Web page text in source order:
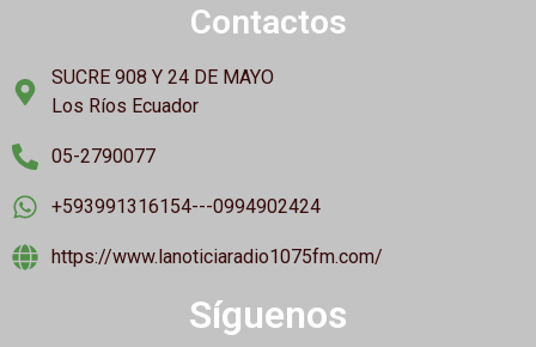
Contactos
SUCRE 908 Y 24 DE MAYO
Los Ríos Ecuador
05-2790077
+593991316154---0994902424
https://www.lanoticiaradio1075fm.com/
Síguenos